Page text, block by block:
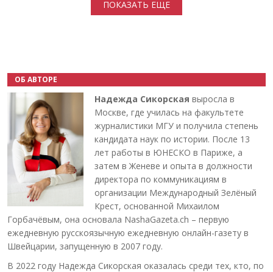
ПОКАЗАТЬ ЕЩЕ
ОБ АВТОРЕ
Надежда Сикорская выросла в
Москве, где училась на факультете
журналистики МГУ и получила степень
кандидата наук по истории. После 13
лет работы в ЮНЕСКО в Париже, а
затем в Женеве и опыта в должности
директора по коммуникациям в
организации Международный Зелёный
Крест, основанной Михаилом
Горбачёвым, она основала NashaGazeta.ch – первую
ежедневную русскоязычную ежедневную онлайн-газету в
Швейцарии, запущенную в 2007 году.
В 2022 году Надежда Сикорская оказалась среди тех, кто, по